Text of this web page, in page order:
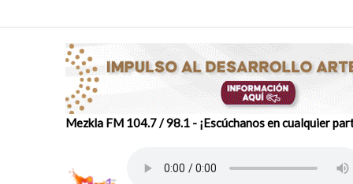
Mezkla FM 104.7 / 98.1 - ¡Escúchanos en cualquier